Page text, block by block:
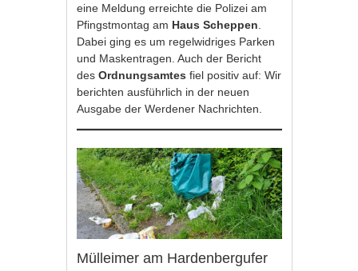
eine Meldung erreichte die Polizei am
Pfingstmontag am Haus Scheppen
Dabei ging es um regelwidriges Parken
und Maskentragen. Auch der Bericht
desOrdnungsamtesfiel positiv auf: Wir
berichten ausführlich in der neuen
Ausgabe der Werdener Nachrichten.
Mülleimer am Hardenbergufer